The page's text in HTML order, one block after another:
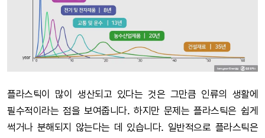
플라스틱이 많이 생산되고 있다는 것은 그만큼 인류의 생활에
필수적이라는 점을 보여줍니다. 하지만 문제는 플라스틱은 쉽게
썩거나 분해되지 않는다는 데 있습니다. 일반적으로 플라스틱은